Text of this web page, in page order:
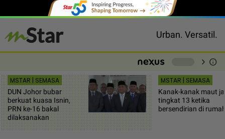
Urban. Versatil.
chevron_right info
MSTAR | SEMASA
DUN Johor bubar
berkuat kuasa Isnin,
PRN ke-16 bakal
dilaksanakan
MSTAR | SEMASA
Kanak-kanak maut
tingkat 13 ketika
bersendirian di